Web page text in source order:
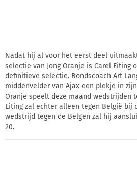
Nadat hij al voor het eerst deel
selectie van Jong Oranje is Carel Eiting
definitieve selectie. Bondscoach Art
middenvelder van Ajax een plekje in
Oranje speelt deze maand wedstrijden
Eiting zal echter alleen tegen België bij
wedstrijd tegen de Belgen zal hij
20.